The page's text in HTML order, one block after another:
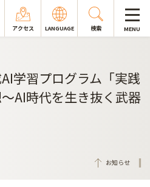
アクセス LANGUAGE 検索 MENU
学習プログラム「実践
AI時代を生き抜く武器
お知らせ